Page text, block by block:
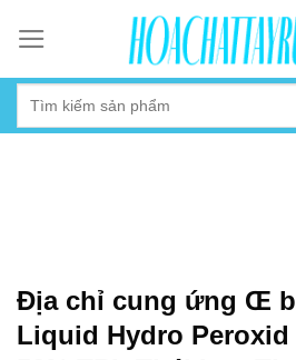
content
Địa chỉ cung ứng Œ
Liquid Hydro Peroxid